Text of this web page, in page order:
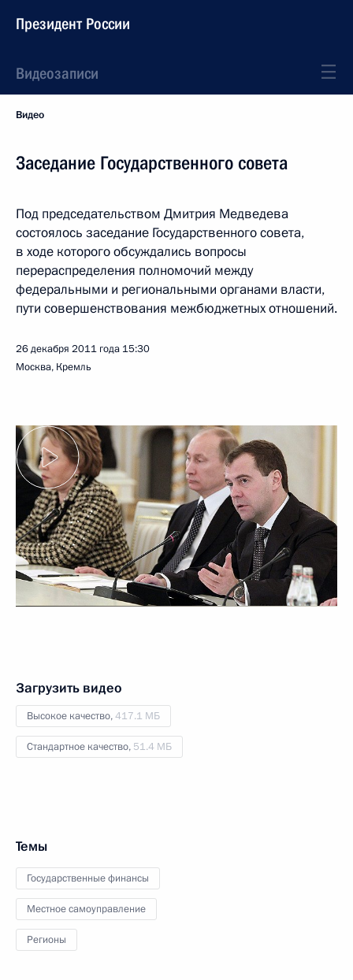
Президент России
Видеозаписи
Видео
Заседание Государственного совета
Под председательством Дмитрия Медведева
состоялось заседание Государственного совета,
в ходе которого обсуждались вопросы
перераспределения полномочий между
федеральными и региональными органами власти,
пути совершенствования межбюджетных отношений.
26 декабря 2011 года 15:30
Москва, Кремль
Загрузить видео
Высокое качество,417.1 МБ
Стандартное качество, 51.4 МБ
Темы
Государственные финансы
Местное самоуправление
Регионы